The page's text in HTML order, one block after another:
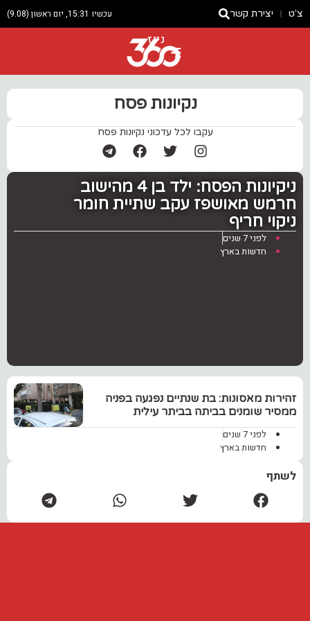
צ'ט יצירת קשר עכשיו 15:31, יום ראשון (9.08)
ניוז
נקיונות פסח
עקבו לכל עדכוני נקיונות פסח
ניקיונות הפסח: ילד בן 4 מהישוב
חרמש מאושפז עקב שתיית חומר
ניקוי חריף
לפני 7 שנים
חדשות בארץ
זהירות מאסונות: בת שנתיים נפגעה בפניה
ממסיר שומנים בביתה בביתר עילית
לפני 7 שנים
חדשות בארץ
לשתף